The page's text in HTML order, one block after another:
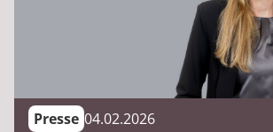
Presse 04.02.2026